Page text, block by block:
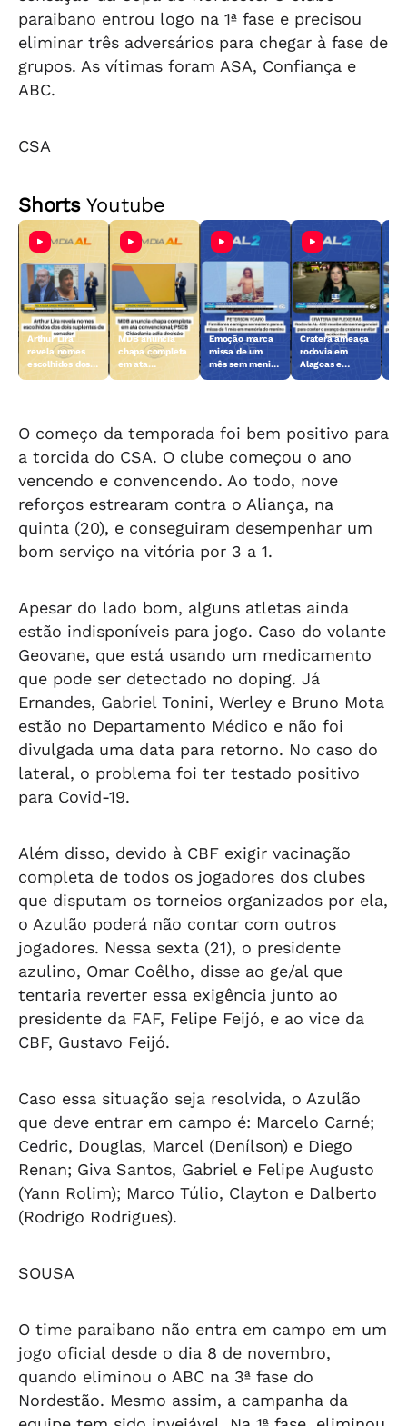
paraibano entrou logo na 1ª fase e precisou
eliminar três adversários para chegar à fase de
grupos. As vítimas foram ASA, Confiança e
ABC.
CSA
ShortsYoutube
Arthur Lira
revela nomes
escolhidos dos
MDB anuncia
chapa completa
em ata
Emoção marca
missa de um
mês sem menino
Cratera ameaça
rodovia em
Alagoas e
O começo da temporada foi bem positivo para
a torcida do CSA. O clube começou o ano
vencendo e convencendo. Ao todo, nove
reforços estrearam contra o Aliança, na
quinta (20), e conseguiram desempenhar um
bom serviço na vitória por 3 a 1.
Apesar do lado bom, alguns atletas ainda
estão indisponíveis para jogo. Caso do volante
Geovane, que está usando um medicamento
que pode ser detectado no doping. Já
Ernandes, Gabriel Tonini, Werley e Bruno Mota
estão no Departamento Médico e não foi
divulgada uma data para retorno. No caso do
lateral, o problema foi ter testado positivo
para Covid-19.
Além disso, devido à CBF exigir vacinação
completa de todos os jogadores dos clubes
que disputam os torneios organizados por ela,
o Azulão poderá não contar com outros
jogadores. Nessa sexta (21), o presidente
azulino, Omar Coêlho, disse ao ge/al que
tentaria reverter essa exigência junto ao
presidente da FAF, Felipe Feijó, e ao vice da
CBF, Gustavo Feijó.
Caso essa situação seja resolvida, o Azulão
que deve entrar em campo é: Marcelo Carné;
Cedric, Douglas, Marcel (Denílson) e Diego
Renan; Giva Santos, Gabriel e Felipe Augusto
(Yann Rolim); Marco Túlio, Clayton e Dalberto
(Rodrigo Rodrigues).
SOUSA
O time paraibano não entra em campo em um
jogo oficial desde o dia 8 de novembro,
quando eliminou o ABC na 3ª fase do
Nordestão. Mesmo assim, a campanha da